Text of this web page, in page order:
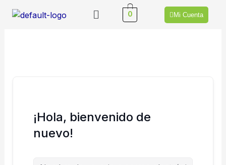
Menú 0 Mi Cuenta
¡Hola, bienvenido de
nuevo!